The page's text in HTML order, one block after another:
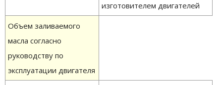
изготовителем двигателей
Объем заливаемого
масла согласно
руководству по
эксплуатации двигателя